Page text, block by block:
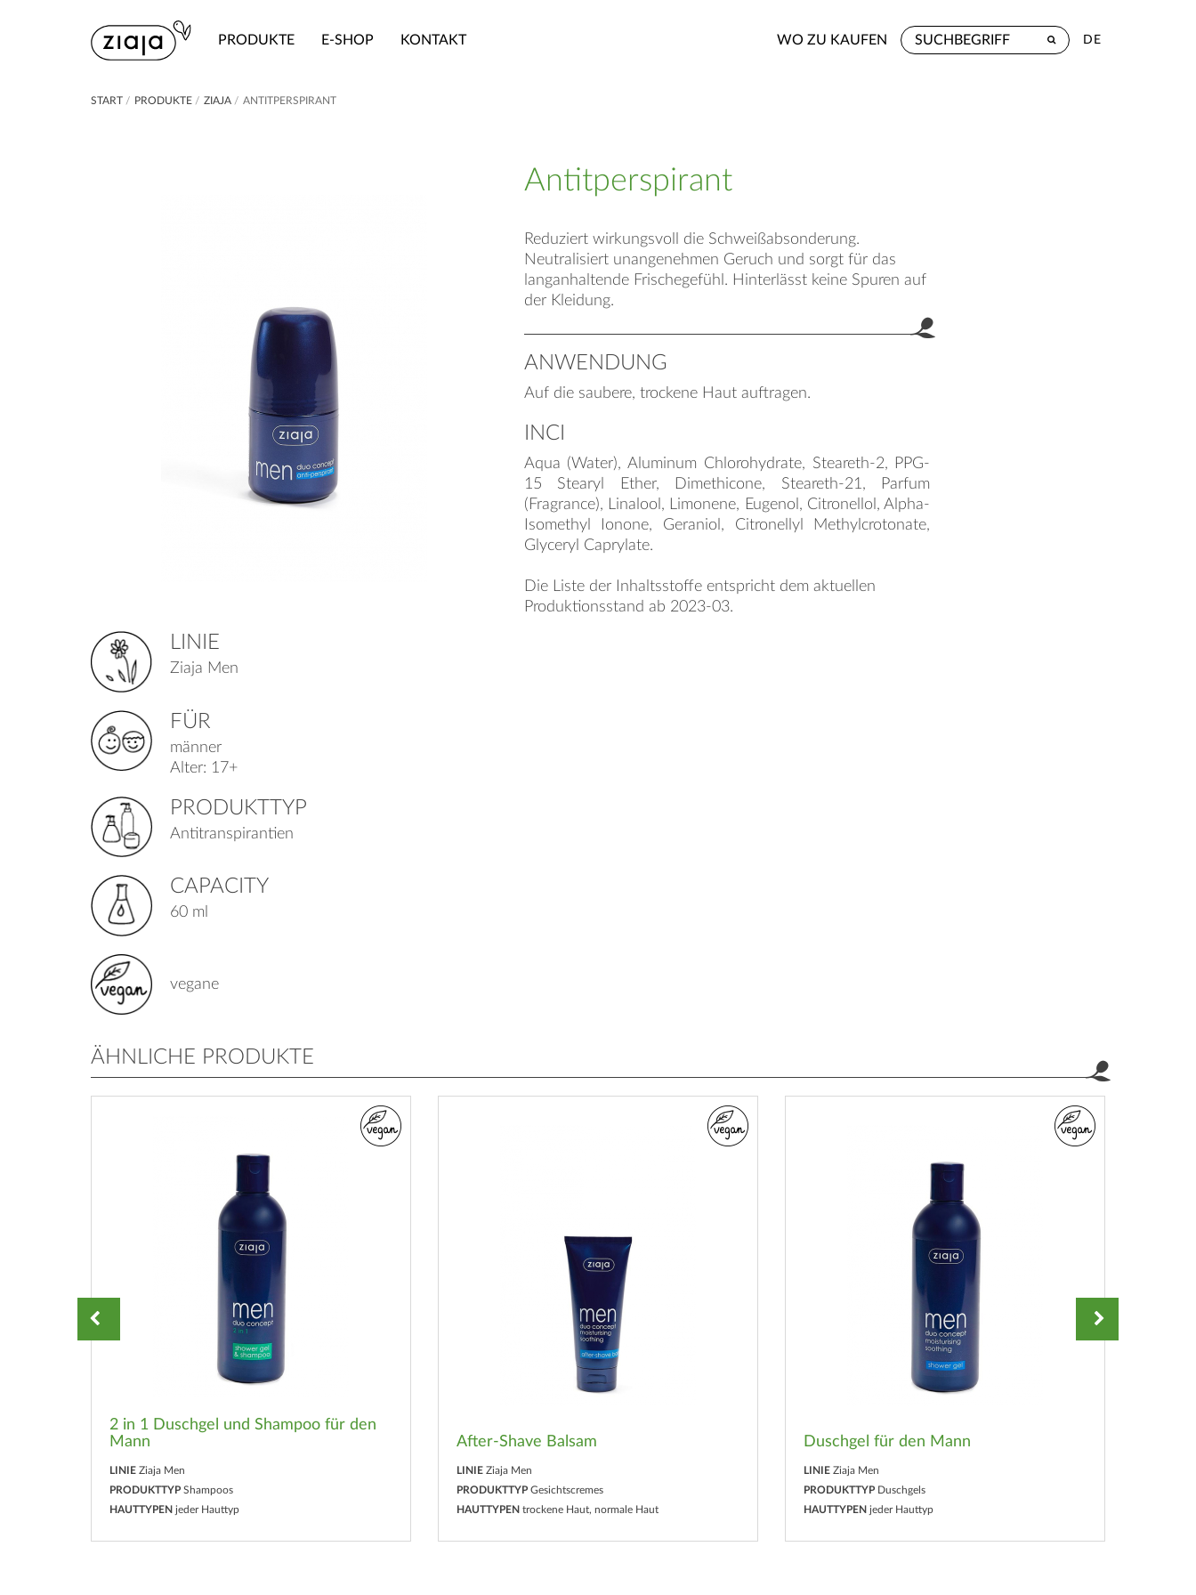
PRODUKTE E-SHOP KONTAKT WO ZU KAUFEN DE
START / PRODUKTE / ZIAJA / ANTITPERSPIRANT
LINIE
Ziaja Men
FÜR
männer
Alter: 17+
PRODUKTTYP
Antitranspirantien
CAPACITY
60 ml
vegane
Antitperspirant
Reduziert wirkungsvoll die Schweißabsonderung.
Neutralisiert unangenehmen Geruch und sorgt für das
langanhaltende Frischegefühl. Hinterlässt keine Spuren auf
der Kleidung.
ANWENDUNG
Auf die saubere, trockene Haut auftragen.
INCI
Aqua (Water), Aluminum Chlorohydrate, Steareth-2, PPG-
15 Stearyl Ether, Dimethicone, Steareth-21, Parfum
(Fragrance), Linalool, Limonene, Eugenol, Citronellol, Alpha-
Isomethyl Ionone, Geraniol, Citronellyl Methylcrotonate,
Glyceryl Caprylate.
Die Liste der Inhaltsstoffe entspricht dem aktuellen
Produktionsstand ab 2023-03.
ÄHNLICHE PRODUKTE
2 in 1 Duschgel und Shampoo für den
Mann
LINIE Ziaja Men
PRODUKTTYP Shampoos
HAUTTYPEN jeder Hauttyp
After-Shave Balsam
LINIE Ziaja Men
PRODUKTTYP Gesichtscremes
HAUTTYPEN trockene Haut, normale Haut
Duschgel für den Mann
LINIE Ziaja Men
PRODUKTTYP Duschgels
HAUTTYPEN jeder Hauttyp